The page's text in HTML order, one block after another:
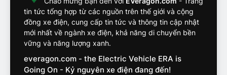
VF8
14
VinFast VF7 đang bỏ xa
như thế nào?
ĐÁNH GIÁ XE
tin tức tổng hợp từ các nguồn trên thế giới và cộng
đồng xe điện, cung cấp tin tức và thông tin cập nhật
mới nhất về ngành xe điện, khả năng di chuyển bền
vững và năng lượng xanh.
everagon.com - the Electric Vehicle ERA is
Going On - Kỷ nguyên xe điện đang đến!